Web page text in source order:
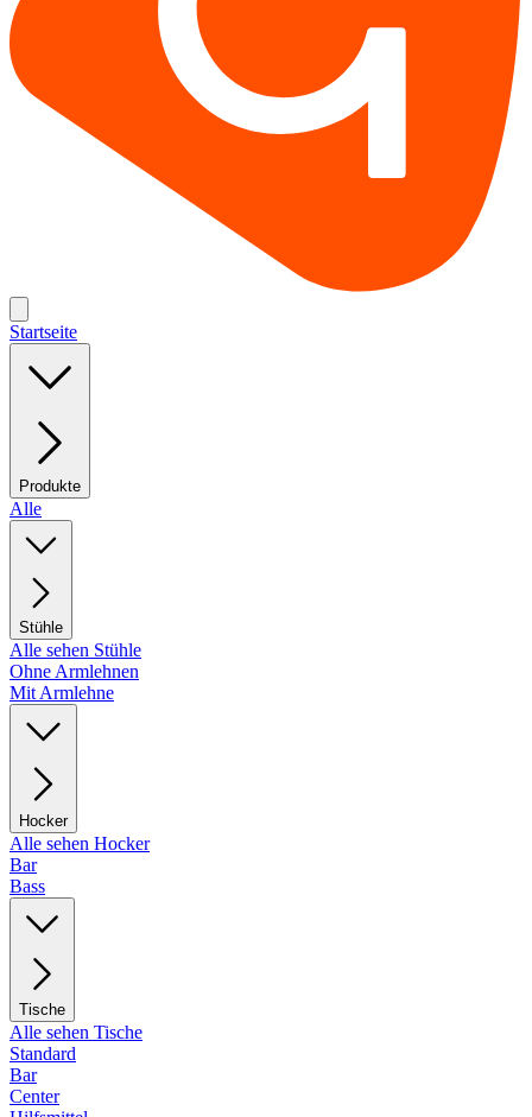
Startseite
Produkte
Alle
Stühle
Alle sehen Stühle
Ohne Armlehnen
Mit Armlehne
Hocker
Alle sehen Hocker
Bar
Bass
Tische
Alle sehen Tische
Standard
Bar
Center